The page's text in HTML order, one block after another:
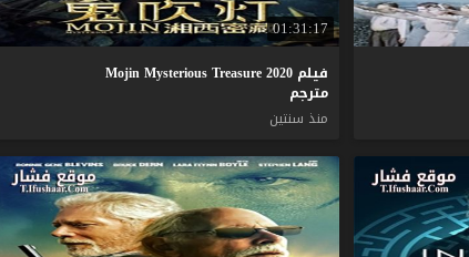
01:31:17
فيلم Mojin Mysterious Treasure 2020
مترجم
منذ سنتين